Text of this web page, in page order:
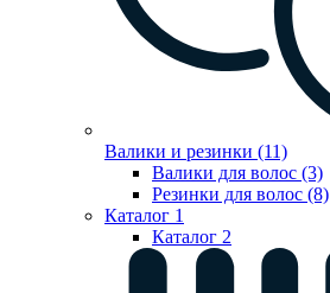
Валики и резинки (11)
Валики для волос (3)
Резинки для волос (8)
Каталог 1
Каталог 2